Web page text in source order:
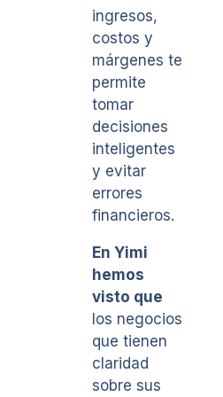
ingresos,
costos y
márgenes te
permite
tomar
decisiones
inteligentes
y evitar
errores
financieros.
En Yimi
hemos
visto que
los negocios
que tienen
claridad
sobre sus